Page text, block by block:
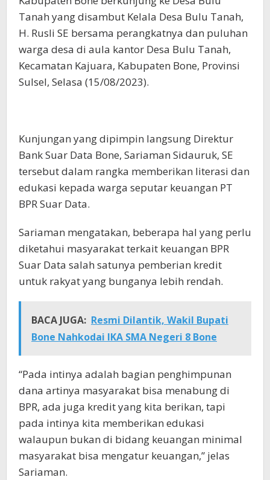
Tanah yang disambut Kelala Desa Bulu Tanah,
H. Rusli SE bersama perangkatnya dan puluhan
warga desa di aula kantor Desa Bulu Tanah,
Kecamatan Kajuara, Kabupaten Bone, Provinsi
Sulsel, Selasa (15/08/2023).
Kunjungan yang dipimpin langsung Direktur
Bank Suar Data Bone, Sariaman Sidauruk, SE
tersebut dalam rangka memberikan literasi dan
edukasi kepada warga seputar keuangan PT
BPR Suar Data.
Sariaman mengatakan, beberapa hal yang perlu
diketahui masyarakat terkait keuangan BPR
Suar Data salah satunya pemberian kredit
untuk rakyat yang bunganya lebih rendah.
BACA JUGA: Resmi Dilantik, Wakil Bupati
Bone Nahkodai IKA SMA Negeri 8 Bone
“Pada intinya adalah bagian penghimpunan
dana artinya masyarakat bisa menabung di
BPR, ada juga kredit yang kita berikan, tapi
pada intinya kita memberikan edukasi
walaupun bukan di bidang keuangan minimal
masyarakat bisa mengatur keuangan,” jelas
Sariaman.